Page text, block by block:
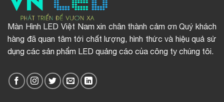
Màn Hình LED Việt Nam xin chân thành cảm ơn Quý khách
hàng đã quan tâm tới chất lượng, hình thức và hiệu quả sử
dụng các sản phẩm LED quảng cáo của công ty chúng tôi.